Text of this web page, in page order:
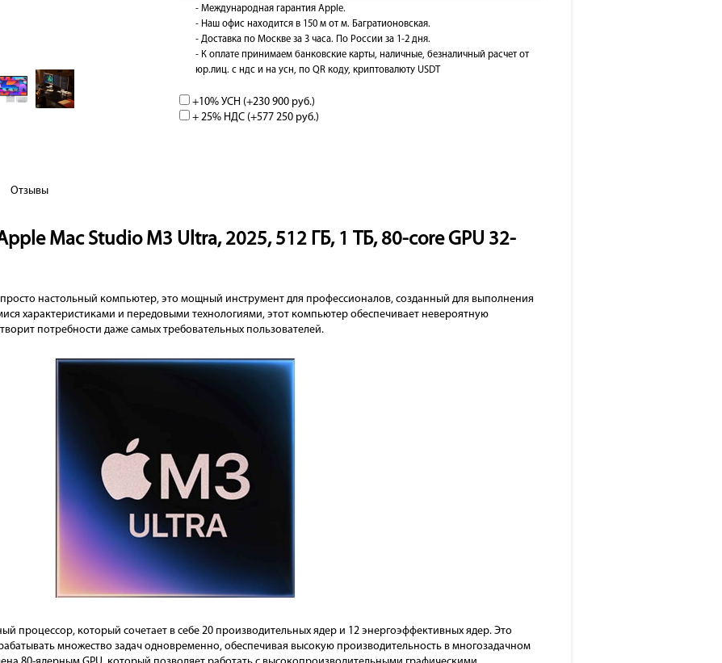
- Международная гарантия Apple.
- Наш офис находится в 150 м от м. Багратионовская.
- Доставка по Москве за 3 часа. По России за 1-2 дня.
- К оплате принимаем банковские карты, наличные, безналичный расчет от
юр.лиц. с ндс и на усн, по QR коду, криптовалюту USDT
+10% УСН (+230 900 руб.)
+ 25% НДС (+577 250 руб.)
Отзывы
Mac Studio M3 Ultra, 2025, 512 ГБ, 1 ТБ, 80-core GPU 32-
настольный компьютер, это мощный инструмент для профессионалов, созданный для выполнения
характеристиками и передовыми технологиями, этот компьютер обеспечивает невероятную
потребности даже самых требовательных пользователей.
процессор, который сочетает в себе 20 производительных ядер и 12 энергоэффективных ядер. Это
множество задач одновременно, обеспечивая высокую производительность в многозадачном